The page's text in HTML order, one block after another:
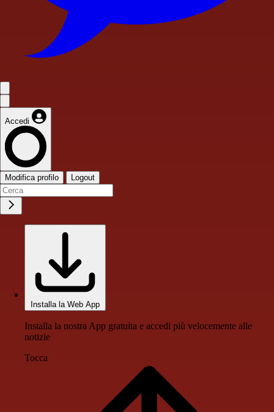
Accedi
Modifica profilo Logout
Installa la Web App
Installa la nostra App gratuita e accedi più velocemente alle
notizie
Tocca